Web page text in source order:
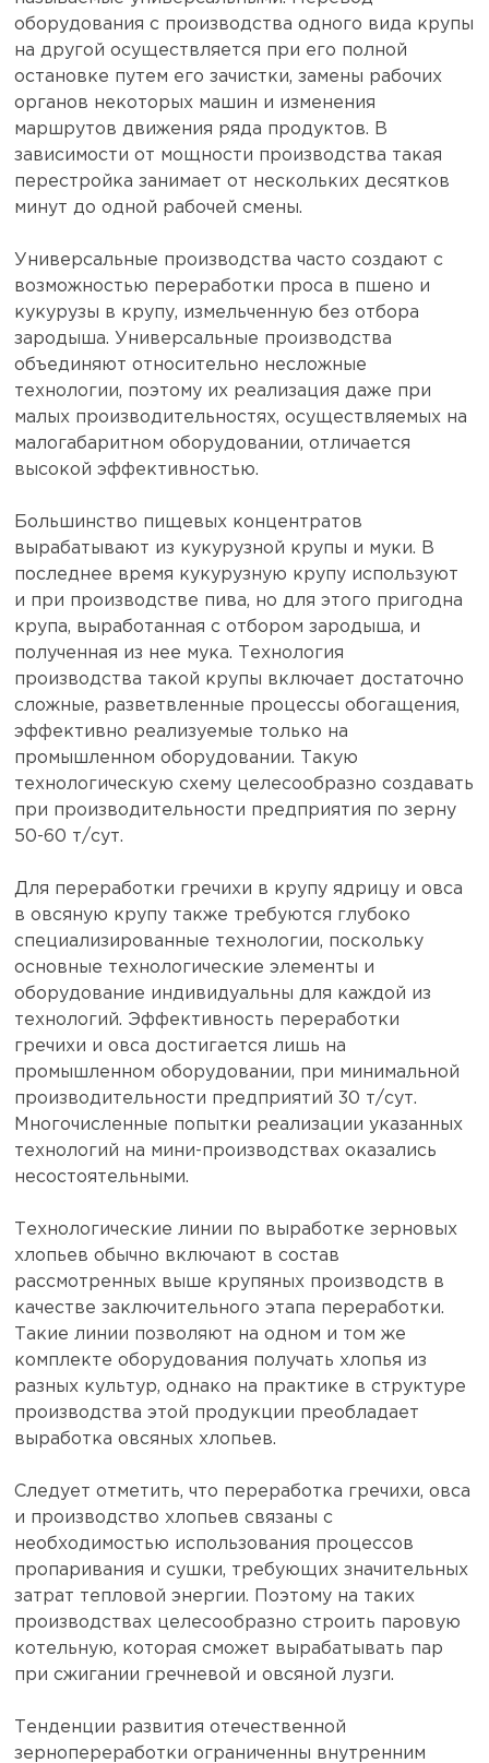
оборудования с производства одного вида крупы
на другой осуществляется при его полной
остановке путем его зачистки, замены рабочих
органов некоторых машин и изменения
маршрутов движения ряда продуктов. В
зависимости от мощности производства такая
перестройка занимает от нескольких десятков
минут до одной рабочей смены.
Универсальные производства часто создают с
возможностью переработки проса в пшено и
кукурузы в крупу, измельченную без отбора
зародыша. Универсальные производства
объединяют относительно несложные
технологии, поэтому их реализация даже при
малых производительностях, осуществляемых на
малогабаритном оборудовании, отличается
высокой эффективностью.
Большинство пищевых концентратов
вырабатывают из кукурузной крупы и муки. В
последнее время кукурузную крупу используют
и при производстве пива, но для этого пригодна
крупа, выработанная с отбором зародыша, и
полученная из нее мука. Технология
производства такой крупы включает достаточно
сложные, разветвленные процессы обогащения,
эффективно реализуемые только на
промышленном оборудовании. Такую
технологическую схему целесообразно создавать
при производительности предприятия по зерну
50-60 т/сут.
Для переработки гречихи в крупу ядрицу и овса
в овсяную крупу также требуются глубоко
специализированные технологии, поскольку
основные технологические элементы и
оборудование индивидуальны для каждой из
технологий. Эффективность переработки
гречихи и овса достигается лишь на
промышленном оборудовании, при минимальной
производительности предприятий 30 т/сут.
Многочисленные попытки реализации указанных
технологий на мини-производствах оказались
несостоятельными.
Технологические линии по выработке зерновых
хлопьев обычно включают в состав
рассмотренных выше крупяных производств в
качестве заключительного этапа переработки.
Такие линии позволяют на одном и том же
комплекте оборудования получать хлопья из
разных культур, однако на практике в структуре
производства этой продукции преобладает
выработка овсяных хлопьев.
Следует отметить, что переработка гречихи, овса
и производство хлопьев связаны с
необходимостью использования процессов
пропаривания и сушки, требующих значительных
затрат тепловой энергии. Поэтому на таких
производствах целесообразно строить паровую
котельную, которая сможет вырабатывать пар
при сжигании гречневой и овсяной лузги.
Тенденции развития отечественной
зернопереработки ограниченны внутренним